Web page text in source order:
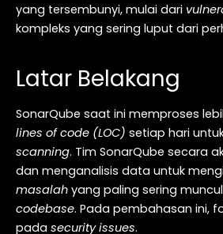
yang tersembunyi, mulai dari
kompleks yang sering luput dari
Latar Belakang
SonarQube saat ini memproses
lines of code (LOC) setiap hari
scanning. Tim SonarQube secara
dan menganalisis data untuk
masalah yang paling sering
codebase. Pada pembahasan ini,
pada security issues.